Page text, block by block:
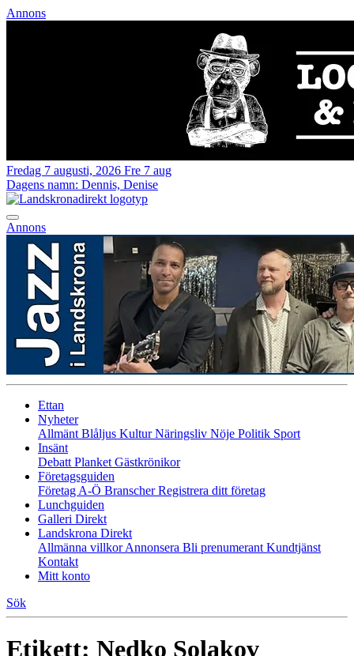
Annons
Fredag 7 augusti, 2026 Fre 7 aug
Dagens namn: Dennis, Denise
Annons
Ettan
Nyheter
Allmänt Blåljus KulturNäringsliv Nöje Politik Sport
Insänt
Debatt Planket Gästkrönikor
Företagsguiden
Företag A-Ö BranscherRegistrera ditt företag
Lunchguiden
Galleri Direkt
Landskrona Direkt
Allmänna villkorAnnonsera Bli prenumerant Kundtjänst
Kontakt
Mitt konto
Sök
Etikett: Nedko Solakov